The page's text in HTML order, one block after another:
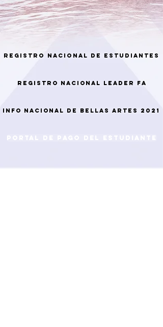
REGISTRO NACIONAL DE ESTUDIANTES
PORTAL DE PAGO DEL ESTUDIANTE
INFO NACIONAL DE BELLAS ARTES 2021
REGISTRO NACIONAL LEADER FA